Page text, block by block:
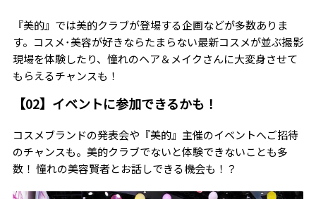
『美的』では美的クラブが登場する企画などが多数ありま
す。コスメ･美容が好きならたまらない最新コスメが並ぶ撮影
現場を体験したり、憧れのヘア＆メイクさんに大変身させて
もらえるチャンスも！
【02】イベントに参加できるかも！
コスメブランドの発表会や『美的』主催のイベントへご招待
のチャンスも。美的クラブでないと体験できないことも多
数！ 憧れの美容賢者とお話しできる機会も！？